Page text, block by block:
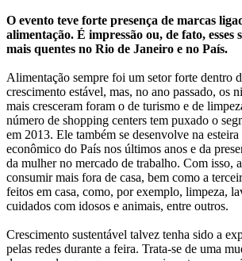
O evento teve forte presença de marcas
alimentação. É impressão ou, de fato, esses
mais quentes no Rio de Janeiro e no País.
Alimentação sempre foi um setor forte dentro
crescimento estável, mas, no ano passado, os
mais cresceram foram o de turismo e de
número de shopping centers tem puxado o
em 2013. Ele também se desenvolve na
econômico do País nos últimos anos e da
da mulher no mercado de trabalho. Com isso,
consumir mais fora de casa, bem como a
feitos em casa, como, por exemplo, limpeza,
cuidados com idosos e animais, entre outros.
Crescimento sustentável talvez tenha sido a
pelas redes durante a feira. Trata-se de uma